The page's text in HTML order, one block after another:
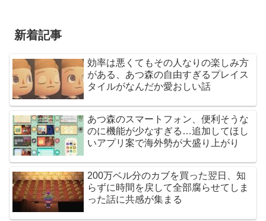
新着記事
効率は悪くてもその人なりの楽しみ方
がある、あつ森の自由すぎるプレイス
タイルがなんだか愛おしい話
あつ森のスマートフォン、便利そうな
のに機能が少なすぎる…追加してほし
いアプリ案で海外勢が大盛り上がり
200万ベル分のカブを買った翌日、知
らずに時間を戻して全部腐らせてしま
った話に共感が集まる